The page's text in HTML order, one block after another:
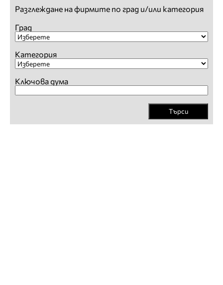
Разглеждане на фирмите по град и/или категория
Град
Категория
Ключова дума
Търси